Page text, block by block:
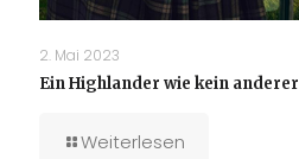
2. Mai 2023
Ein Highlander wie kein anderer
Weiterlesen